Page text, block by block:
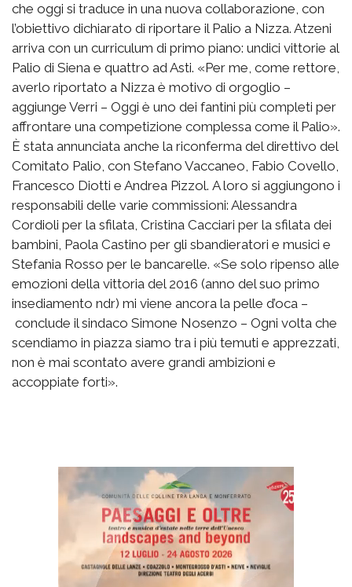
che oggi si traduce in una nuova collaborazione, con
l’obiettivo dichiarato di riportare il Palio a Nizza. Atzeni
arriva con un curriculum di primo piano: undici vittorie al
Palio di Siena e quattro ad Asti. «Per me, come rettore,
averlo riportato a Nizza è motivo di orgoglio –
aggiunge Verri – Oggi è uno dei fantini più completi per
affrontare una competizione complessa come il Palio».
È stata annunciata anche la riconferma del direttivo del
Comitato Palio, con Stefano Vaccaneo, Fabio Covello,
Francesco Diotti e Andrea Pizzol. A loro si aggiungono i
responsabili delle varie commissioni: Alessandra
Cordioli per la sfilata, Cristina Cacciari per la sfilata dei
bambini, Paola Castino per gli sbandieratori e musici e
Stefania Rosso per le bancarelle. «Se solo ripenso alle
emozioni della vittoria del 2016 (anno del suo primo
insediamento ndr) mi viene ancora la pelle d’oca –
conclude il sindaco Simone Nosenzo – Ogni volta che
scendiamo in piazza siamo tra i più temuti e apprezzati,
non è mai scontato avere grandi ambizioni e
accoppiate forti».